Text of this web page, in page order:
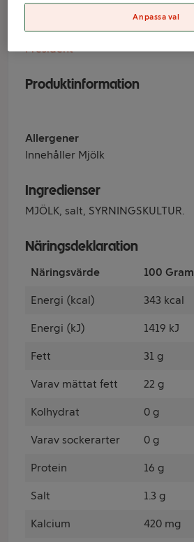
Varumärke
President
Produktinformation
Allergener
Innehåller Mjölk
Ingredienser
MJÖLK, salt, SYRNINGSKULTUR.
Näringsdeklaration
Näringsvärde 100 Gram
Energi (kcal) 343 kcal
Energi (kJ) 1419 kJ
Fett 31 g
Varav mättat fett 22 g
Kolhydrat 0 g
Varav sockerarter 0 g
Protein 16 g
Salt 1.3 g
Kalcium 420 mg
Anpassa val